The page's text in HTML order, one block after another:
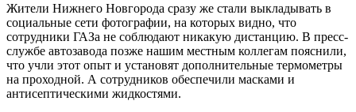
Жители Нижнего Новгорода сразу же стали выкладывать в
социальные сети фотографии, на которых видно, что
сотрудники ГАЗа не соблюдают никакую дистанцию. В пресс-
службе автозавода позже нашим местным коллегам пояснили,
что учли этот опыт и установят дополнительные термометры
на проходной. А сотрудников обеспечили масками и
антисептическими жидкостями.